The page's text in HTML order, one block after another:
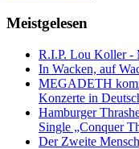
Meistgelesen
R.I.P. Lou Koller
In Wacken, auf
MEGADETH
Konzerte in
Hamburger
Single „Conquer
Der Zweite